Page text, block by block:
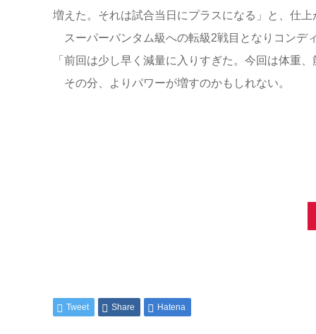
増えた。それは試合当日にプラスになる」と、仕
スーパーバンタム級への転級2戦目となりコンデ
「前回は少し早く減量に入りすぎた。今回は体重
その分、よりパワーが増すのかもしれない。
Tweet Share Hatena